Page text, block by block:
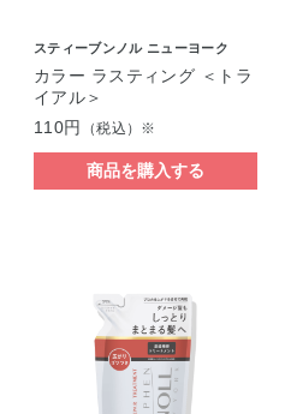
スティーブンノル ニューヨーク
カラー ラスティング ＜トラ
イアル＞
110円
（税込）※
商品を購入する